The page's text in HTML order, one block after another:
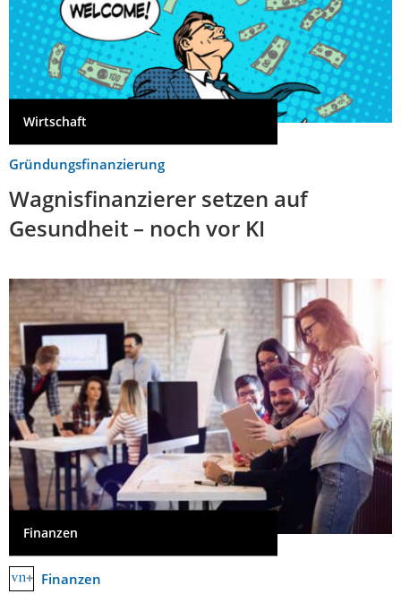
Wirtschaft
Gründungsfinanzierung
Wagnisfinanzierer setzen auf
Gesundheit – noch vor KI
Finanzen
Finanzen